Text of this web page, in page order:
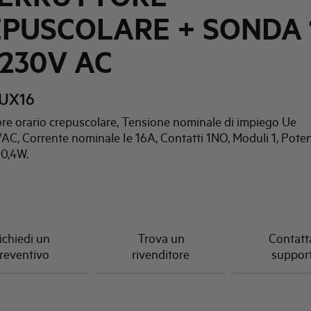
+ SONDA
AC
orario crepuscolare, Tensione nominale di impiego Ue
Corrente nominale Ie 16A, Contatti 1NO, Moduli 1,
un
Trova un
rivenditore